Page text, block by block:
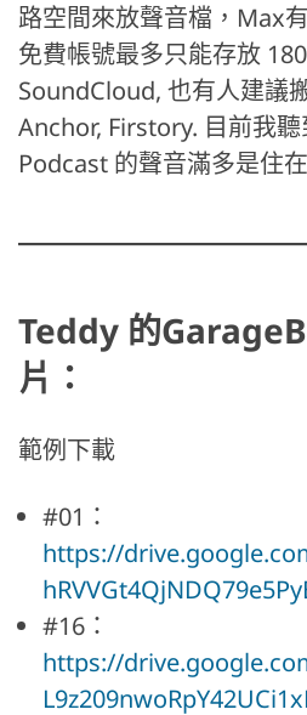
路空間來放聲音檔，Max
免費帳號最多只能存放
SoundCloud, 也有人建議
Anchor, Firstory. 目前我
Podcast 的聲音滿多是住
Teddy 的
片：
範例下載
#01：
https://
#16：
https://